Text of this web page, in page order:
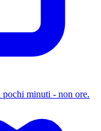
minuti - non ore.